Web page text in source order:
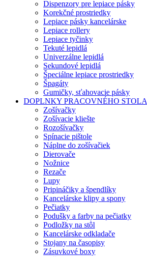
Dispenzory pre lepiace pásky
Korekčné prostriedky
Lepiace pásky kancelárske
Lepiace rollery
Lepiace tyčinky
Tekuté lepidlá
Univerzálne lepidlá
Sekundové lepidlá
Špeciálne lepiace prostriedky
Špagáty
Gumičky, sťahovacie pásky
DOPLNKY PRACOVNÉHO STOLA
Zošívačky
Zošívacie kliešte
Rozošívačky
Spínacie pištole
Náplne do zošívačiek
Dierovače
Nožnice
Rezače
Lupy
Pripináčiky a špendlíky
Kancelárske klipy a spony
Pečiatky
Podušky a farby na pečiatky
Podložky na stôl
Kancelárske odkladače
Stojany na časopisy
Zásuvkové boxy